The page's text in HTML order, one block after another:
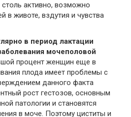
активно, возможно
в животе, вздутия и чувства
в период лактации
мочеполовой
процент женщин еще в
плода имеет проблемы с
данного факта
рост гестозов, основным
патологии и становятся
в моче. Поэтому циститы и